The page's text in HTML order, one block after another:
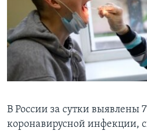
Learning English
СОЦИАЛЬНЫЕ СЕТИ
Языки
В России за сутки выявлены
коронавирусной инфекции,